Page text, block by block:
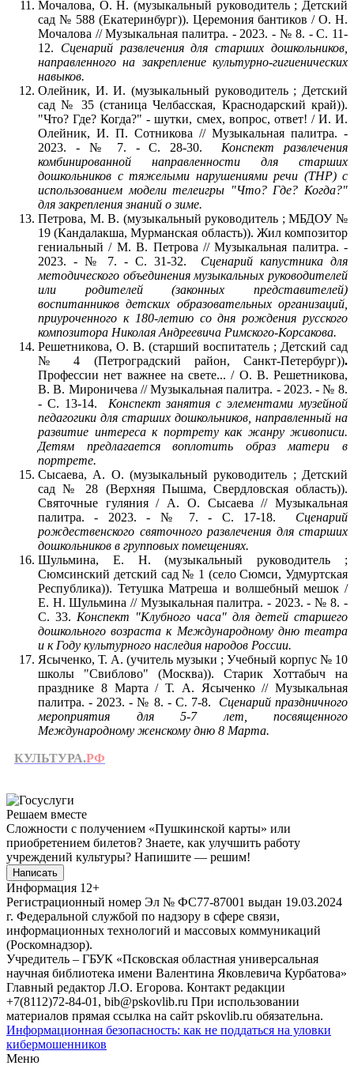
Мочалова, О. Н. (музыкальный руководитель ; Детский
сад № 588 (Екатеринбург)). Церемония бантиков / О. Н.
Мочалова // Музыкальная палитра. - 2023. - № 8. - С. 11-
12. Сценарий развлечения для старших дошкольников,
направленного на закрепление культурно-гигиенических
навыков.
Олейник, И. И. (музыкальный руководитель ; Детский
сад № 35 (станица Челбасская, Краснодарский край)).
"Что? Где? Когда?" - шутки, смех, вопрос, ответ! / И. И.
Олейник, И. П. Сотникова // Музыкальная палитра. -
2023. - № 7. - С. 28-30. Конспект развлечения
комбинированной направленности для старших
дошкольников с тяжелыми нарушениями речи (ТНР) с
использованием модели телеигры "Что? Где? Когда?"
для закрепления знаний о зиме.
Петрова, М. В. (музыкальный руководитель ; МБДОУ №
19 (Кандалакша, Мурманская область)). Жил композитор
гениальный / М. В. Петрова // Музыкальная палитра. -
2023. - № 7. - С. 31-32. Сценарий капустника для
методического объединения музыкальных руководителей
или родителей (законных представителей)
воспитанников детских образовательных организаций,
приуроченного к 180-летию со дня рождения русского
композитора Николая Андреевича Римского-Корсакова.
Решетникова, О. В. (старший воспитатель ; Детский сад
№ 4 (Петроградский район, Санкт-Петербург)).
Профессии нет важнее на свете... / О. В. Решетникова,
В. В. Мироничева // Музыкальная палитра. - 2023. - № 8.
- С. 13-14. Конспект занятия с элементами музейной
педагогики для старших дошкольников, направленный на
развитие интереса к портрету как жанру живописи.
Детям предлагается воплотить образ матери в
портрете.
Сысаева, А. О. (музыкальный руководитель ; Детский
сад № 28 (Верхняя Пышма, Свердловская область)).
Святочные гуляния / А. О. Сысаева // Музыкальная
палитра. - 2023. - № 7. - С. 17-18. Сценарий
рождественского святочного развлечения для старших
дошкольников в групповых помещениях.
Шульмина, Е. Н. (музыкальный руководитель ;
Сюмсинский детский сад № 1 (село Сюмси, Удмуртская
Республика)). Тетушка Матреша и волшебный мешок /
Е. Н. Шульмина // Музыкальная палитра. - 2023. - № 8. -
С. 33. Конспект "Клубного часа" для детей старшего
дошкольного возраста к Международному дню театра
и к Году культурного наследия народов России.
Ясыченко, Т. А. (учитель музыки ; Учебный корпус № 10
школы "Свиблово" (Москва)). Старик Хоттабыч на
празднике 8 Марта / Т. А. Ясыченко // Музыкальная
палитра. - 2023. - № 8. - С. 7-8. Сценарий праздничного
мероприятия для 5-7 лет, посвященного
Международному женскому дню 8 Марта.
КУЛЬТУРА.РФ
Решаем вместе
Сложности с получением «Пушкинской карты» или
приобретением билетов? Знаете, как улучшить работу
учреждений культуры? Напишите — решим!
Написать
Информация 12+
Регистрационный номер Эл № ФС77-87001 выдан 19.03.2024
г. Федеральной службой по надзору в сфере связи,
информационных технологий и массовых коммуникаций
(Роскомнадзор).
Учредитель – ГБУК «Псковская областная универсальная
научная библиотека имени Валентина Яковлевича Курбатова»
Главный редактор Л.О. Егорова. Контакт редакции
+7(8112)72-84-01, bib@pskovlib.ru При использовании
материалов прямая ссылка на сайт pskovlib.ru обязательна.
Информационная безопасность: как не поддаться на уловки
кибермошенников
Меню